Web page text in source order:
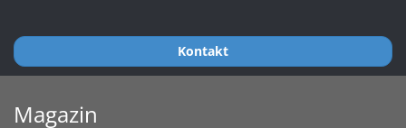
Kontakt
Magazin